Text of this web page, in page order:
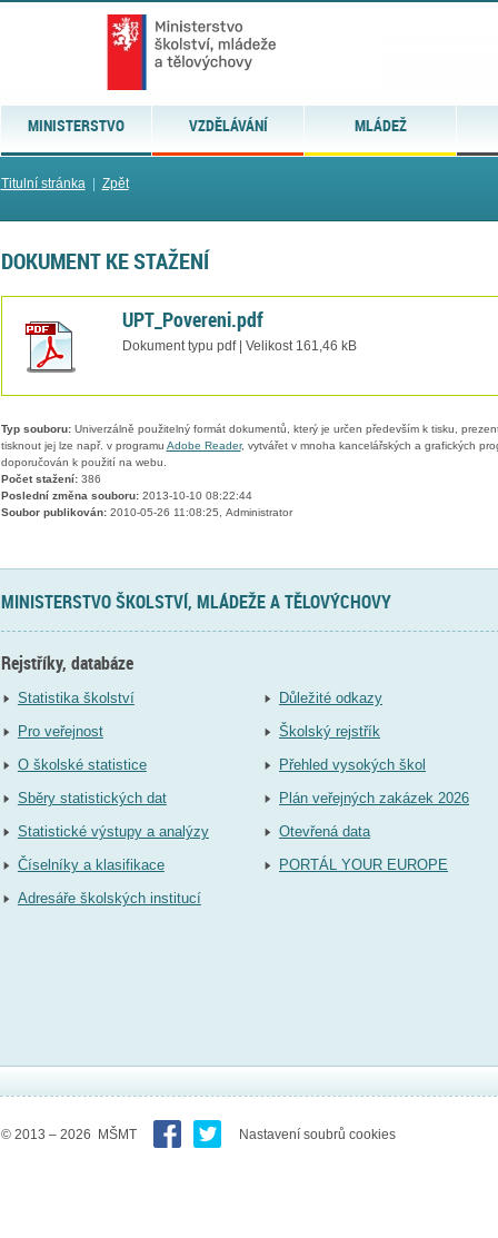
MINISTERSTVO VZDĚLÁVÁNÍ MLÁDEŽ
Titulní stránka| Zpět
DOKUMENT KE STAŽENÍ
UPT_Povereni.pdf
Dokument typu pdf | Velikost 161,46 kB
Typ souboru:Univerzálně použitelný formát dokumentů, který je určen především k tisku,
tisknout jej lze např. v programu Adobe Reader, vytvářet v mnoha kancelářských a grafických
doporučován k použití na webu.
Počet stažení:386
Poslední změna souboru:2013-10-10 08:22:44
Soubor publikován:2010-05-26 11:08:25, Administrator
MINISTERSTVO ŠKOLSTVÍ, MLÁDEŽE A TĚLOVÝCHOVY
Rejstříky, databáze
Statistika školství
Pro veřejnost
O školské statistice
Sběry statistických dat
Statistické výstupy a analýzy
Číselníky a klasifikace
Adresáře školských institucí
Důležité odkazy
Školský rejstřík
Přehled vysokých škol
Plán veřejných zakázek 2026
Otevřená data
PORTÁL YOUR EUROPE
© 2013 – 2026 MŠMT Nastavení soubrů cookies